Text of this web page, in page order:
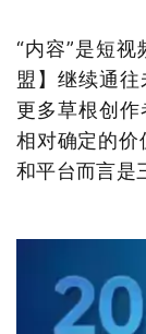
“内容”是短
盟】继续通
更多草根创
相对确定的价
和平台而言是